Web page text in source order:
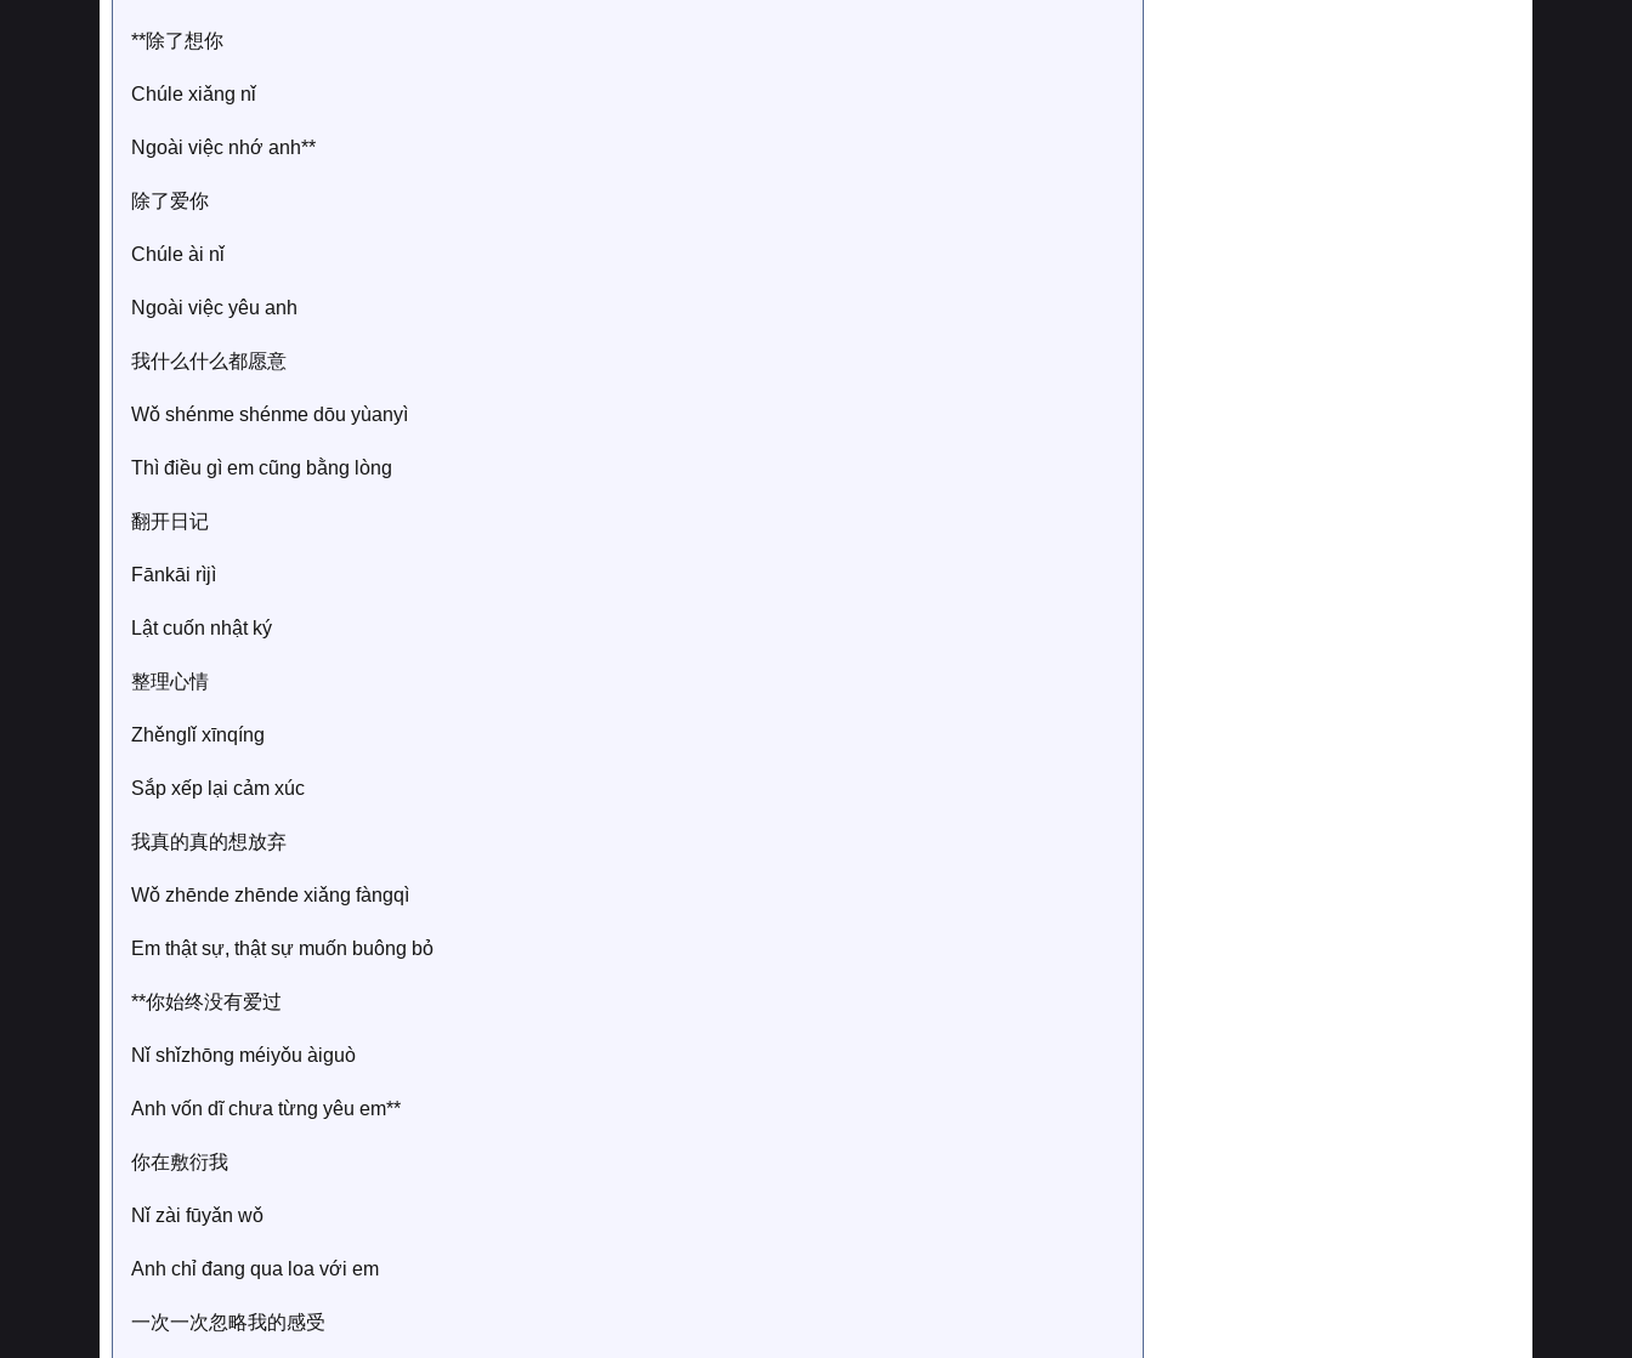
**除了想你
Chúle xiǎng nǐ
Ngoài việc nhớ anh**
除了爱你
Chúle ài nǐ
Ngoài việc yêu anh
我什么什么都愿意
Wǒ shénme shénme dōu yùanyì
Thì điều gì em cũng bằng lòng
翻开日记
Fānkāi rìjì
Lật cuốn nhật ký
整理心情
Zhěnglǐ xīnqíng
Sắp xếp lại cảm xúc
我真的真的想放弃
Wǒ zhēnde zhēnde xiǎng fàngqì
Em thật sự, thật sự muốn buông bỏ
**你始终没有爱过
Nǐ shǐzhōng méiyǒu àiguò
Anh vốn dĩ chưa từng yêu em**
你在敷衍我
Nǐ zài fūyǎn wǒ
Anh chỉ đang qua loa với em
一次一次忽略我的感受